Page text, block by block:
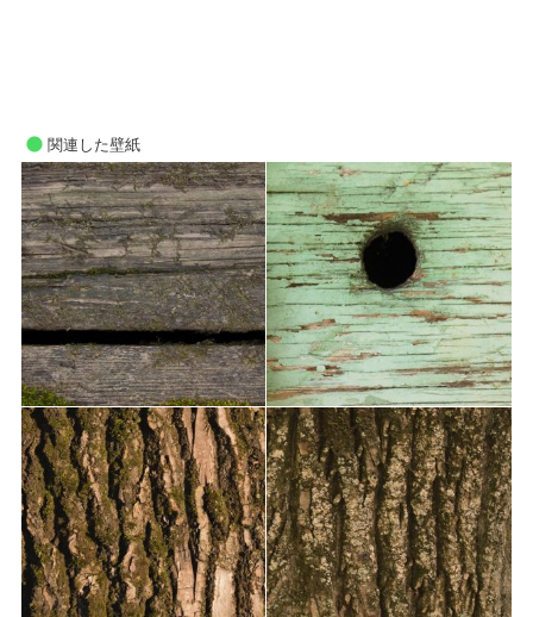
関連した壁紙